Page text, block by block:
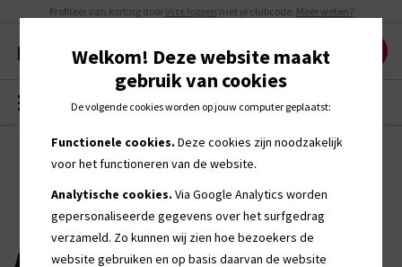
Profiteer van korting door in te loggen met je clubcode. Meer weten?
MENU 0
Welkom! Deze website maakt
gebruik van cookies
De volgende cookies worden op jouw computer geplaatst:
Functionele cookies. Deze cookies zijn noodzakelijk
voor het functioneren van de website.
Analytische cookies. Via Google Analytics worden
gepersonaliseerde gegevens over het surfgedrag
verzameld. Zo kunnen wij zien hoe bezoekers de
website gebruiken en op basis daarvan de website